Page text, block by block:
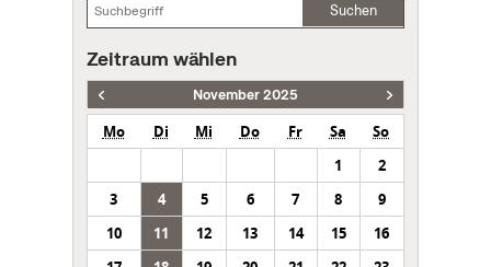
Suchen
Zeitraum wählen
November 2025
Mo Di Mi Do Fr Sa
So
1
2
3
4 5 6 7 8
9
10
11 12 13 14 15
16